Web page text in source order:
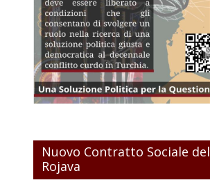
Nuovo Contratto Sociale del
Rojava